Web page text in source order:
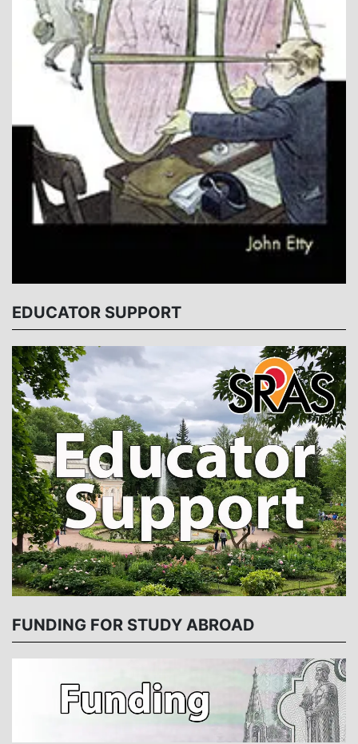
EDUCATOR SUPPORT
FUNDING FOR STUDY ABROAD